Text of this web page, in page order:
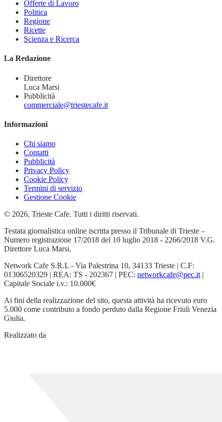
Offerte di Lavoro
Politica
Regione
Ricette
Scienza e Ricerca
La Redazione
Direttore
Luca Marsi
Pubblicità
commerciale@triestecafe.it
Informazioni
Chi siamo
Contatti
Pubblicità
Privacy Policy
Cookie Policy
Termini di servizio
Gestione Cookie
© 2026, Trieste Cafe. Tutti i diritti riservati.
Testata giornalistica online iscritta presso il Tribunale di Trieste –
Numero registrazione 17/2018 del 10 luglio 2018 - 2266/2018 V.G.
Direttore Luca Marsi.
Network Cafe S.R.L - Via Palestrina 10, 34133 Trieste | C.F:
01306520329 | REA: TS - 202367 | PEC: networkcafe@pec.it |
Capitale Sociale i.v.: 10.000€
Ai fini della realizzazione del sito, questa attività ha ricevuto euro
5.000 come contributo a fondo perduto dalla Regione Friuli Venezia
Giulia.
Realizzato da